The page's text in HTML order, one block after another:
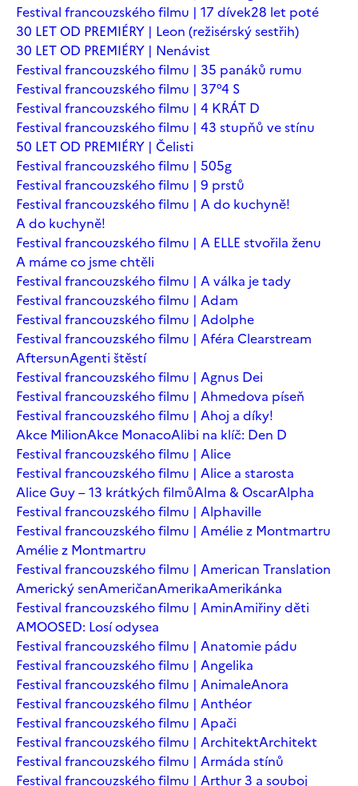
Festival francouzského filmu | 17 dívek28 let poté
30 LET OD PREMIÉRY | Leon (režisérský sestřih)
30 LET OD PREMIÉRY | Nenávist
Festival francouzského filmu | 35 panáků rumu
Festival francouzského filmu | 37°4 S
Festival francouzského filmu | 4 KRÁT D
Festival francouzského filmu | 43 stupňů ve stínu
50 LET OD PREMIÉRY | Čelisti
Festival francouzského filmu | 505g
Festival francouzského filmu | 9 prstů
Festival francouzského filmu | A do kuchyně!
A do kuchyně!
Festival francouzského filmu | A ELLE stvořila ženu
A máme co jsme chtěli
Festival francouzského filmu | A válka je tady
Festival francouzského filmu | Adam
Festival francouzského filmu | Adolphe
Festival francouzského filmu | Aféra Clearstream
AftersunAgenti štěstí
Festival francouzského filmu | Agnus Dei
Festival francouzského filmu | Ahmedova píseň
Festival francouzského filmu | Ahoj a díky!
Akce MilionAkce MonacoAlibi na klíč: Den D
Festival francouzského filmu | Alice
Festival francouzského filmu | Alice a starosta
Alice Guy – 13 krátkých filmůAlma & OscarAlpha
Festival francouzského filmu | Alphaville
Festival francouzského filmu | Amélie z Montmartru
Amélie z Montmartru
Festival francouzského filmu | American Translation
Americký senAmeričanAmerikaAmerikánka
Festival francouzského filmu | AminAmiřiny děti
AMOOSED: Losí odysea
Festival francouzského filmu | Anatomie pádu
Festival francouzského filmu | Angelika
Festival francouzského filmu | AnimaleAnora
Festival francouzského filmu | Anthéor
Festival francouzského filmu | Apači
Festival francouzského filmu | ArchitektArchitekt
Festival francouzského filmu | Armáda stínů
Festival francouzského filmu | Arthur 3 a souboj